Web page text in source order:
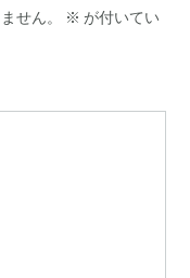
せん。 ※ が付いてい